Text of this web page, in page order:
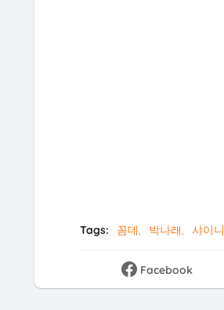
Tags: 꼼데 박나래 샤이니
Facebook